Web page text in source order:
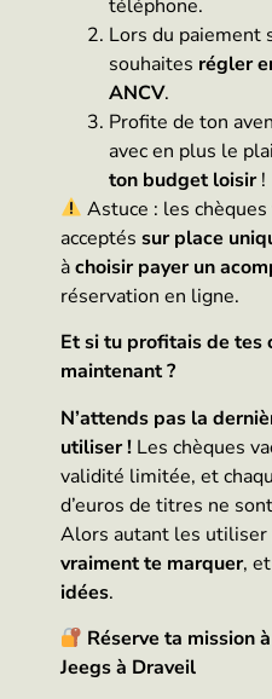
téléphone.
Lors du paiement
souhaites régler
ANCV.
Profite de ton
avec en plus le
ton budget loisir!
Astuce : les chèques
acceptés sur place
àchoisir payer un
réservation en ligne.
Et si tu profitais de tes
maintenant ?
N’attends pas la
utiliser ! Les chèques
validité limitée, et
d’euros de titres ne
Alors autant les utiliser
vraiment te marquer,
idées.
Réserve ta mission
Jeegs à Draveil